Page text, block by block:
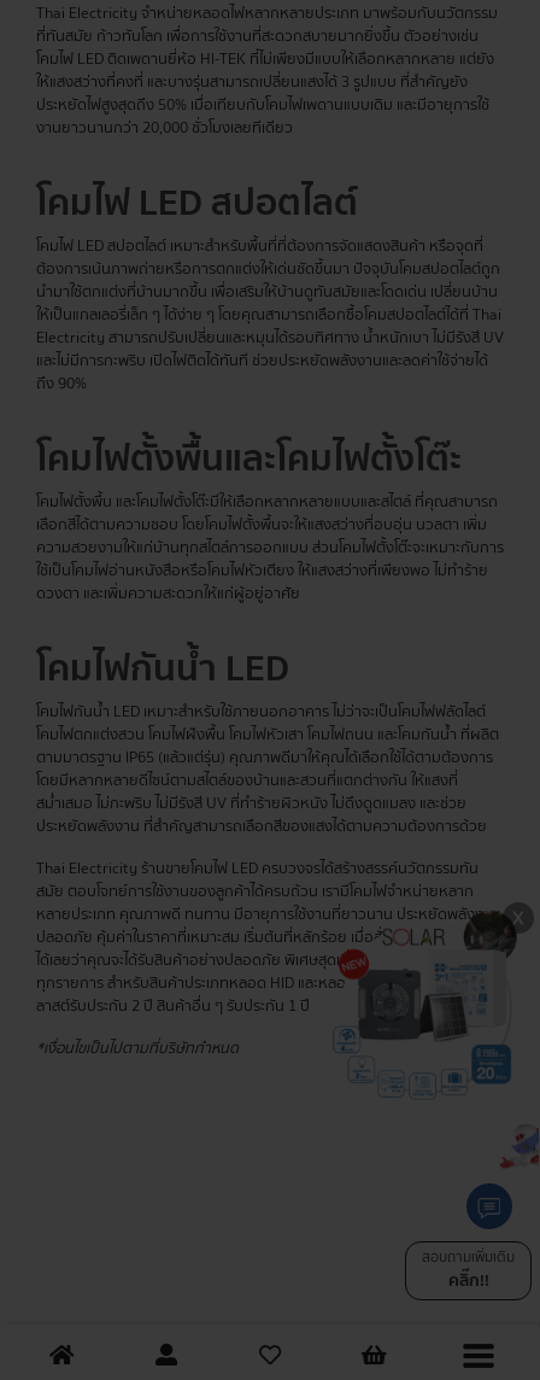
Thai Electricity จำหน่ายหลอดไฟหลากหลายประเภท มาพร้อมกับนวัตกรรม
ที่ทันสมัย ก้าวทันโลก เพื่อการใช้งานที่สะดวกสบายมากยิ่งขึ้น ตัวอย่างเช่น
โคมไฟ LED ติดเพดานยี่ห้อ HI-TEK ที่ไม่เพียงมีแบบให้เลือกหลากหลาย แต่ยัง
ให้แสงสว่างที่คงที่ และบางรุ่นสามารถเปลี่ยนแสงได้ 3 รูปแบบ ที่สำคัญยัง
ประหยัดไฟสูงสุดถึง 50% เมื่อเทียบกับโคมไฟเพดานแบบเดิม และมีอายุการใช้
งานยาวนานกว่า 20,000 ชั่วโมงเลยทีเดียว
โคมไฟ LED สปอตไลต์
โคมไฟ LED สปอตไลต์ เหมาะสำหรับพื้นที่ที่ต้องการจัดแสดงสินค้า หรือจุดที่
ต้องการเน้นภาพถ่ายหรือการตกแต่งให้เด่นชัดขึ้นมา ปัจจุบันโคมสปอตไลต์ถูก
นำมาใช้ตกแต่งที่บ้านมากขึ้น เพื่อเสริมให้บ้านดูทันสมัยและโดดเด่น เปลี่ยนบ้าน
ให้เป็นแกลเลอรี่เล็ก ๆ ได้ง่าย ๆ โดยคุณสามารถเลือกซื้อโคมสปอตไลต์ได้ที่ Thai
Electricity สามารถปรับเปลี่ยนและหมุนได้รอบทิศทาง น้ำหนักเบา ไม่มีรังสี UV
และไม่มีการกะพริบ เปิดไฟติดได้ทันที ช่วยประหยัดพลังงานและลดค่าใช้จ่ายได้
ถึง 90%
โคมไฟตั้งพื้นและโคมไฟตั้งโต๊ะ
โคมไฟตั้งพื้น และโคมไฟตั้งโต๊ะมีให้เลือกหลากหลายแบบและสไตล์ ที่คุณสามารถ
เลือกสีได้ตามความชอบ โดยโคมไฟตั้งพื้นจะให้แสงสว่างที่อบอุ่น นวลตา เพิ่ม
ความสวยงามให้แก่บ้านทุกสไตล์การออกแบบ ส่วนโคมไฟตั้งโต๊ะจะเหมาะกับการ
ใช้เป็นโคมไฟอ่านหนังสือหรือโคมไฟหัวเตียง ให้แสงสว่างที่เพียงพอ ไม่ทำร้าย
ดวงตา และเพิ่มความสะดวกให้แก่ผู้อยู่อาศัย
โคมไฟกันน้ำ LED
โคมไฟกันน้ำ LED เหมาะสำหรับใช้ภายนอกอาคาร ไม่ว่าจะเป็นโคมไฟฟลัดไลต์
โคมไฟตกแต่งสวน โคมไฟฝังพื้น โคมไฟหัวเสา โคมไฟถนน และโคมกันน้ำ ที่ผลิต
ตามมาตรฐาน IP65 (แล้วแต่รุ่น) คุณภาพดีมาให้คุณได้เลือกใช้ได้ตามต้องการ
โดยมีหลากหลายดีไซน์ตามสไตล์ของบ้านและสวนที่แตกต่างกัน ให้แสงที่
สม่ำเสมอ ไม่กะพริบ ไม่มีรังสี UV ที่ทำร้ายผิวหนัง ไม่ดึงดูดแมลง และช่วย
ประหยัดพลังงาน ที่สำคัญสามารถเลือกสีของแสงได้ตามความต้องการด้วย
Thai Electricity ร้านขายโคมไฟ LED ครบวงจรได้สร้างสรรค์นวัตกรรมทัน
สมัย ตอบโจทย์การใช้งานของลูกค้าได้ครบถ้วน เรามีโคมไฟจำหน่ายหลาก
หลายประเภท คุณภาพดี ทนทาน มีอายุการใช้งานที่ยาวนาน ประหยัดพลังงาน
ปลอดภัย คุ้มค่าในราคาที่เหมาะสม เริ่มต้นที่หลักร้อย เมื่อสั่งสินค้ากับเรา มั่นใจ
ได้เลยว่าคุณจะได้รับสินค้าอย่างปลอดภัย พิเศษสุดเมื่อซื้อครบ 400 บาท ส่งฟรี
ทุกรายการ สำหรับสินค้าประเภทหลอด HID และหลอดไส้ รับประกัน 6 เดือน บา
ลาสต์รับประกัน 2 ปี สินค้าอื่น ๆ รับประกัน 1 ปี
*เงื่อนไขเป็นไปตามที่บริษัทกำหนด
สอบถามเพิ่มเติม
คลิ๊ก!!